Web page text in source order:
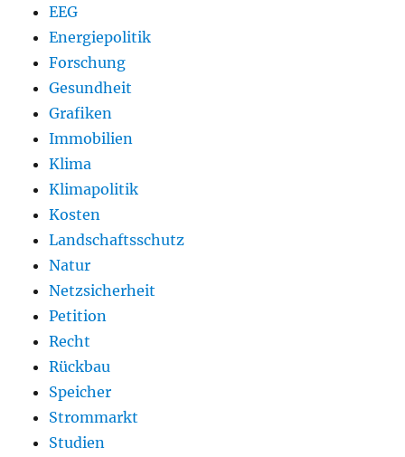
EEG
Energiepolitik
Forschung
Gesundheit
Grafiken
Immobilien
Klima
Klimapolitik
Kosten
Landschaftsschutz
Natur
Netzsicherheit
Petition
Recht
Rückbau
Speicher
Strommarkt
Studien